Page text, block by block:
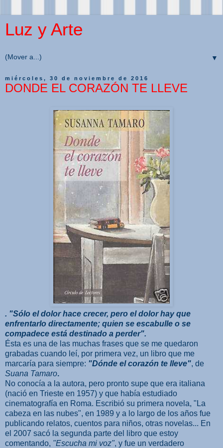
Luz y Arte
▼
miércoles, 30 de noviembre de 2016
DONDE EL CORAZÓN TE LLEVE
. "Sólo el dolor hace crecer, pero el dolor hay que
enfrentarlo directamente; quien se escabulle o se
compadece está destinado a perder".
Ésta es una de las muchas frases que se me quedaron
grabadas cuando leí, por primera vez, un libro que me
marcaría para siempre: "Dónde el corazón te lleve", de
Suana Tamaro.
No conocía a la autora, pero pronto supe que era italiana
(nació en Trieste en 1957) y que había estudiado
cinematografía en Roma. Escribió su primera novela, "La
cabeza en las nubes", en 1989 y a lo largo de los años fue
publicando relatos, cuentos para niños, otras novelas... En
el 2007 sacó la segunda parte del libro que estoy
comentando, "Escucha mi voz", y fue un verdadero